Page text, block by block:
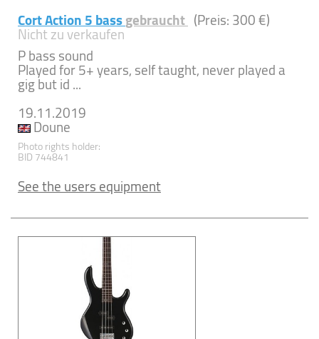
Cort Action 5 bassgebraucht (Preis: 300 €)
Nicht zu verkaufen
P bass sound
Played for 5+ years, self taught, never played a
gig but id ...
19.11.2019
Doune
Photo rights holder:
BID 744841
See the users equipment